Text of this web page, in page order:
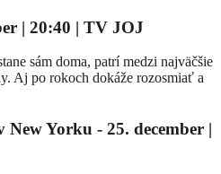
| 20:40 | TV JOJ
sám doma, patrí medzi najväčšie
Aj po rokoch dokáže rozosmiať a
New Yorku - 25. december |